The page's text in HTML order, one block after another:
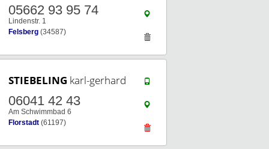
05662 93 95 74
Lindenstr. 1
Felsberg (34587)
STIEBELING karl-gerhard
06041 42 43
Am Schwimmbad 6
Florstadt (61197)